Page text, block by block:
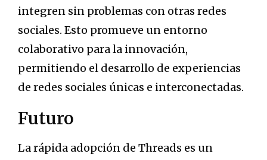
integren sin problemas con otras redes
sociales. Esto promueve un entorno
colaborativo para la innovación,
permitiendo el desarrollo de experiencias
de redes sociales únicas e interconectadas.
Futuro
La rápida adopción de Threads es un